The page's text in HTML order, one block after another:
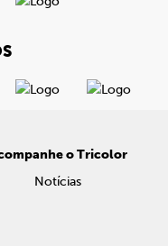
o Tricolor
Notícias